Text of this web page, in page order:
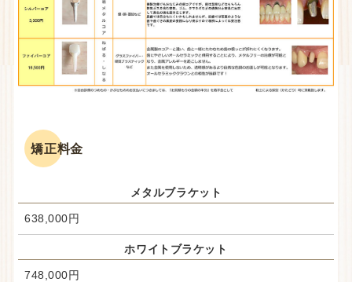
矯正料金
メタルブラケット
638,000円
ホワイトブラケット
748,000円